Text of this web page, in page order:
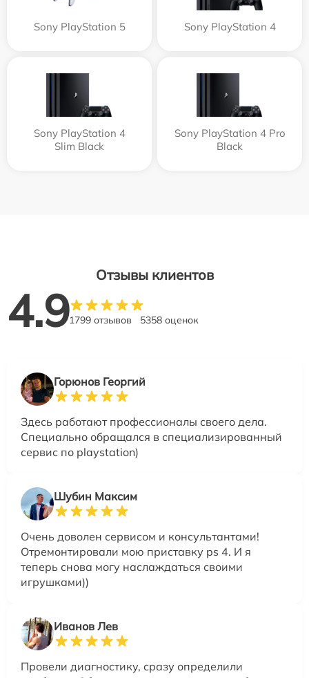
Sony PlayStation 5 Sony PlayStation 4
Sony PlayStation 4
Slim Black
Sony PlayStation 4 Pro
Black
Отзывы клиентов
4.91799 отзывов 5358 оценок
Горюнов Георгий
Здесь работают профессионалы своего дела.
Специально обращался в специализированный
сервис по playstation)
Шубин Максим
Очень доволен сервисом и консультантами!
Отремонтировали мою приставку ps 4. И я
теперь снова могу наслаждаться своими
игрушками))
Иванов Лев
Провели диагностику, сразу определили